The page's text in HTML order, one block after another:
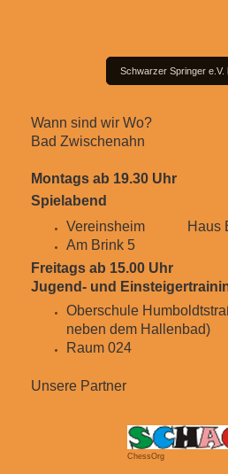
Schwarzer Springer e.V.
Wann sind wir Wo?
Bad Zwischenahn
Montags ab 19.30 Uhr
Spielabend
Vereinsheim Haus
Am Brink 5
Freitags ab 15.00 Uhr
Jugend- und
Oberschule
neben dem Hallenbad)
Raum 024
Unsere Partner
ChessOrg